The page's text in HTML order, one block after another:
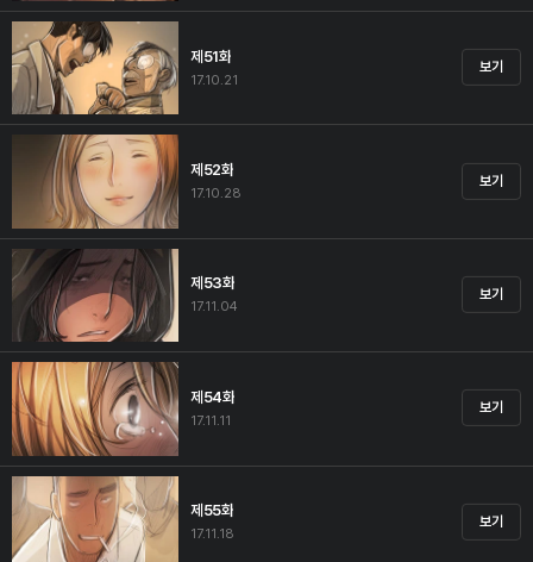
제51화
17.10.21
보기
제52화
17.10.28
보기
제53화
17.11.04
보기
제54화
17.11.11
보기
제55화
17.11.18
보기